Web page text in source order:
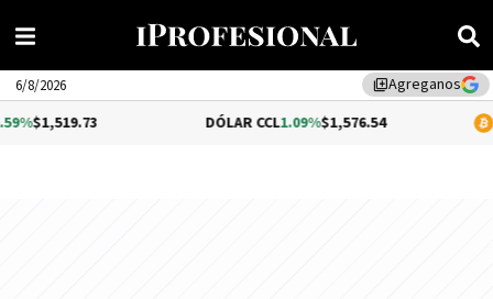
library_addAgreganos
6/8/2026
1.09%$1,576.54